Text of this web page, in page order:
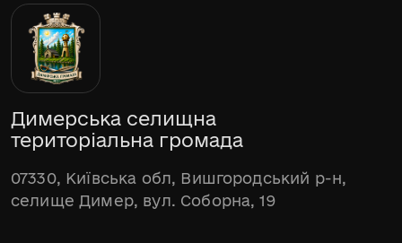
Димерська селищна
територіальна громада
07330, Київська обл, Вишгородський р-н,
селище Димер, вул. Соборна, 19